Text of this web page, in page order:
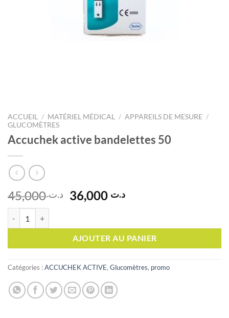
ACCUEIL / MATÉRIEL MÉDICAL / APPAREILS DE MESURE /
GLUCOMÈTRES
Accuchek active bandelettes 50
د.ت45,000
Le
prix
était :
د.ت 45,000.
د.تLe
est :
AJOUTER AU PANIER
Catégories :ACCUCHEK ACTIVE, Glucomètres, promo